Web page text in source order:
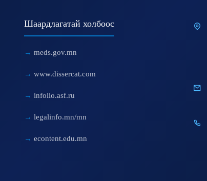
Шаардлагатай холбоос
meds.gov.mn
www.dissercat.com
infolio.asf.ru
legalinfo.mn/mn
econtent.edu.mn